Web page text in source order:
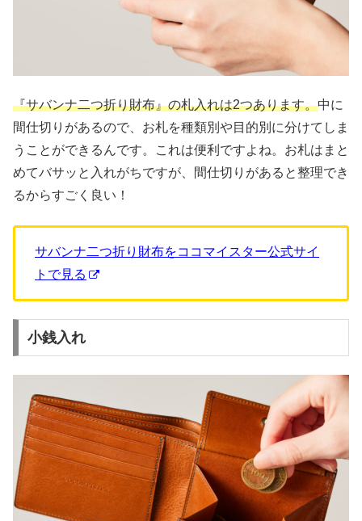
『サバンナ二つ折り財布』の札入れは2つあります。中に
間仕切りがあるので、お札を種類別や目的別に分けてしま
うことができるんです。これは便利ですよね。お札はまと
めてバサッと入れがちですが、間仕切りがあると整理でき
るからすごく良い！
サバンナ二つ折り財布をココマイスター公式サイ
トで見る
小銭入れ